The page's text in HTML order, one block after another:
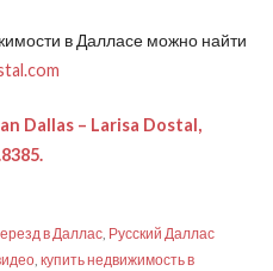
в Далласе можно найти
Dallas – Larisa Dostal,
в Даллас, Русский Даллас
, купить недвижимость в